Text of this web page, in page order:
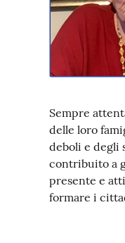
Sempre
delle loro
deboli e degli
contribuito a
presente e
formare i